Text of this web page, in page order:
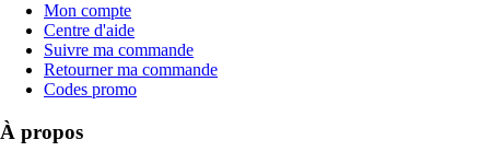
Mon compte
Centre d'aide
Suivre ma commande
Retourner ma commande
Codes promo
À propos